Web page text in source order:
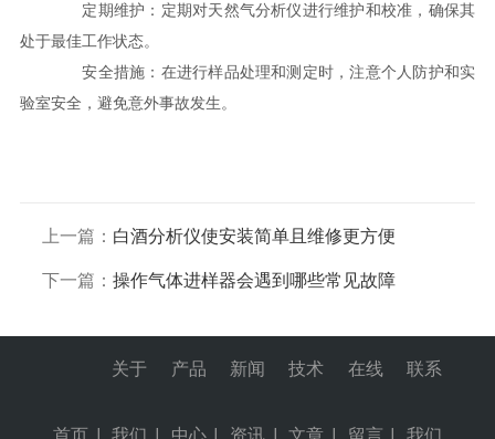
定期维护：定期对天然气分析仪进行维护和校准，确保其
处于最佳工作状态。
安全措施：在进行样品处理和测定时，注意个人防护和实
验室安全，避免意外事故发生。
上一篇： 白酒分析仪使安装简单且维修更方便
下一篇： 操作气体进样器会遇到哪些常见故障
首页
关于
我们
产品
中心
新闻
资讯
技术
文章
在线
留言
联系
我们